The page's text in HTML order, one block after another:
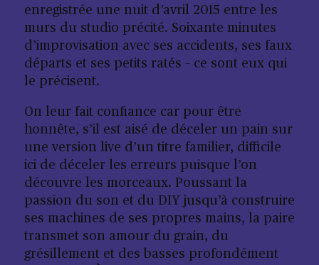
enregistrée une nuit d’avril 2015 entre les
murs du studio précité. Soixante minutes
d’improvisation avec ses accidents, ses faux
départs et ses petits ratés – ce sont eux qui
le précisent.
On leur fait confiance car pour être
honnête, s’il est aisé de déceler un pain sur
une version live d’un titre familier, difficile
ici de déceler les erreurs puisque l’on
découvre les morceaux. Poussant la
passion du son et du DIY jusqu’à construire
ses machines de ses propres mains, la paire
transmet son amour du grain, du
grésillement et des basses profondément